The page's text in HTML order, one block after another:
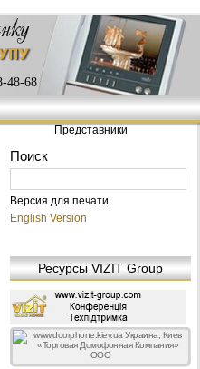
48-68
Представники
Версия для печати
English Version
Ресурсы VIZIT Group